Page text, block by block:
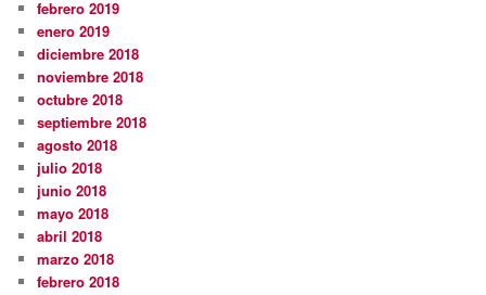
febrero 2019
enero 2019
diciembre 2018
noviembre 2018
octubre 2018
septiembre 2018
agosto 2018
julio 2018
junio 2018
mayo 2018
abril 2018
marzo 2018
febrero 2018